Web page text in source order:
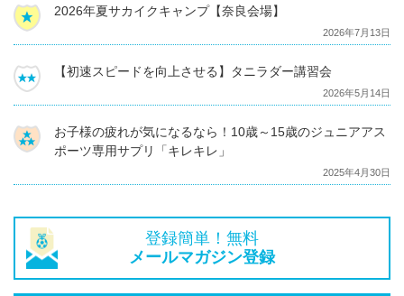
2026年夏サカイクキャンプ【奈良会場】
2026年7月13日
【初速スピードを向上させる】タニラダー講習会
2026年5月14日
お子様の疲れが気になるなら！10歳～15歳のジュニアアス
ポーツ専用サプリ「キレキレ」
2025年4月30日
登録簡単！無料
メールマガジン登録